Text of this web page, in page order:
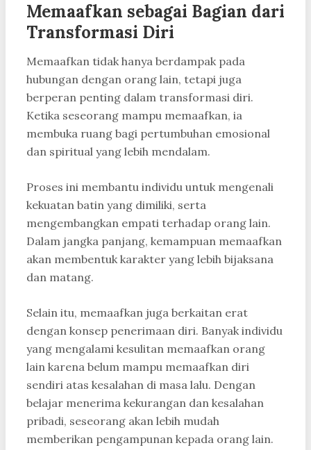
Memaafkan sebagai Bagian dari
Transformasi Diri
Memaafkan tidak hanya berdampak pada
hubungan dengan orang lain, tetapi juga
berperan penting dalam transformasi diri.
Ketika seseorang mampu memaafkan, ia
membuka ruang bagi pertumbuhan emosional
dan spiritual yang lebih mendalam.
Proses ini membantu individu untuk mengenali
kekuatan batin yang dimiliki, serta
mengembangkan empati terhadap orang lain.
Dalam jangka panjang, kemampuan memaafkan
akan membentuk karakter yang lebih bijaksana
dan matang.
Selain itu, memaafkan juga berkaitan erat
dengan konsep penerimaan diri. Banyak individu
yang mengalami kesulitan memaafkan orang
lain karena belum mampu memaafkan diri
sendiri atas kesalahan di masa lalu. Dengan
belajar menerima kekurangan dan kesalahan
pribadi, seseorang akan lebih mudah
memberikan pengampunan kepada orang lain.